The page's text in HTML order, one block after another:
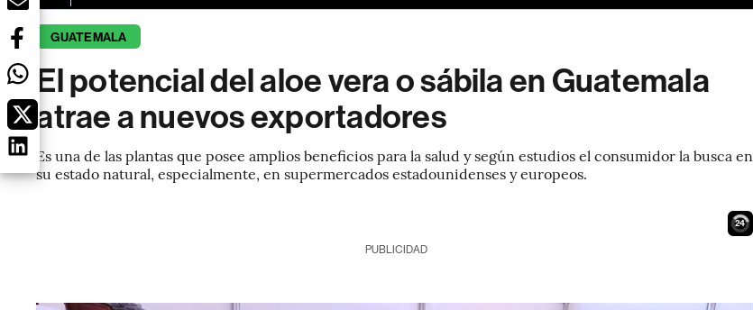
GUATEMALA
El potencial del aloe vera o sábila en Guatemala
atrae a nuevos exportadores
Es una de las plantas que posee amplios beneficios para la salud y según estudios el consumidor la busca en
su estado natural, especialmente, en supermercados estadounidenses y europeos.
23
PUBLICIDAD